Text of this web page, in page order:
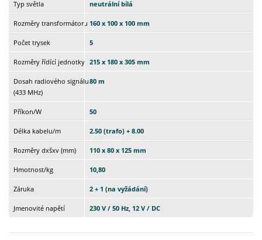
Typ světla neutrální bílá
Rozměry transformátoru 160 x 100 x 100 mm
Počet trysek 5
Rozměry řídící jednotky 215 x 180 x 305 mm
Dosah radiového signálu
(433 MHz)
80 m
Příkon/W 50
Délka kabelu/m 2.50 (trafo) + 8.00
Rozměry dxšxv (mm) 110 x 80 x 125 mm
Hmotnost/kg 10,80
Záruka 2 + 1 (na vyžádání)
Jmenovité napětí 230 V / 50 Hz, 12 V / DC